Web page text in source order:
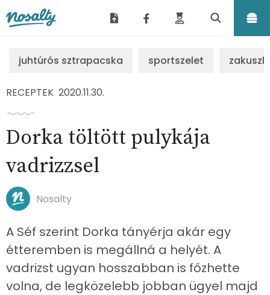
juhtúrós sztrapacska sportszelet
RECEPTEK 2020.11.30.
Dorka töltött pulykája
vadrizzsel
Nosalty
A Séf szerint Dorka tányérja akár egy
étteremben is megállná a helyét. A
vadrizst ugyan hosszabban is főzhette
volna, de legközelebb jobban ügyel majd